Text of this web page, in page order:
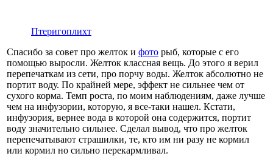
Птеригоплихт
Спасибо за совет про желток и фото рыб, которые с его
помощью выросли. Желток классная вещь. До этого я верил
перепечаткам из сети, про порчу воды. Желток абсолютно не
портит воду. По крайней мере, эффект не сильнее чем от
сухого корма. Темп роста, по моим наблюдениям, даже лучше
чем на инфузории, которую, я все-таки нашел. Кстати,
инфузория, вернее вода в которой она содержится, портит
воду значительно сильнее. Сделал вывод, что про желток
перепечатывают страшилки, те, кто им ни разу не кормил
или кормил но сильно перекармливал.